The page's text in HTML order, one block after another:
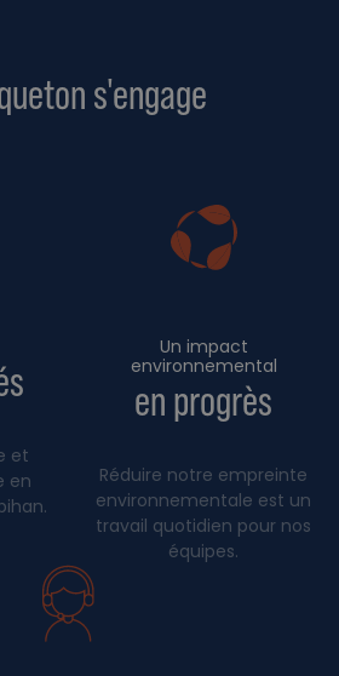
s'engage
et
en
Un impact
environnemental
en progrès
Réduire notre empreinte
environnementale est un
travail quotidien pour nos
équipes.